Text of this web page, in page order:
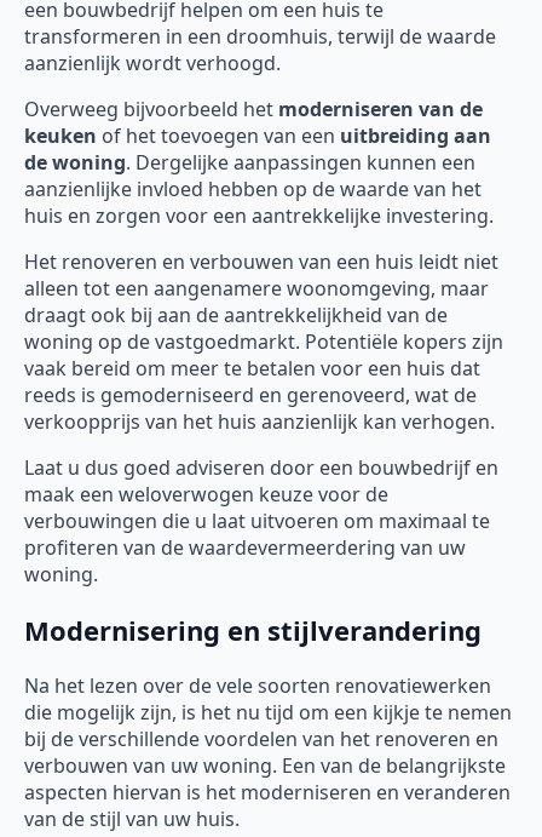
een bouwbedrijf helpen om een huis te
transformeren in een droomhuis, terwijl de waarde
aanzienlijk wordt verhoogd.
Overweeg bijvoorbeeld het moderniseren van de
keuken of het toevoegen van een uitbreiding aan
de woning. Dergelijke aanpassingen kunnen een
aanzienlijke invloed hebben op de waarde van het
huis en zorgen voor een aantrekkelijke investering.
Het renoveren en verbouwen van een huis leidt niet
alleen tot een aangenamere woonomgeving, maar
draagt ook bij aan de aantrekkelijkheid van de
woning op de vastgoedmarkt. Potentiële kopers zijn
vaak bereid om meer te betalen voor een huis dat
reeds is gemoderniseerd en gerenoveerd, wat de
verkoopprijs van het huis aanzienlijk kan verhogen.
Laat u dus goed adviseren door een bouwbedrijf en
maak een weloverwogen keuze voor de
verbouwingen die u laat uitvoeren om maximaal te
profiteren van de waardevermeerdering van uw
woning.
Modernisering en stijlverandering
Na het lezen over de vele soorten renovatiewerken
die mogelijk zijn, is het nu tijd om een kijkje te nemen
bij de verschillende voordelen van het renoveren en
verbouwen van uw woning. Een van de belangrijkste
aspecten hiervan is het moderniseren en veranderen
van de stijl van uw huis.